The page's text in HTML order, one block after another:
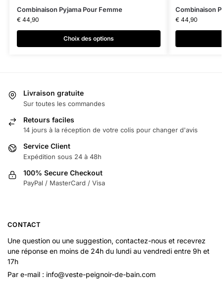
Combinaison Pyjama Pour Femme
€44,90
Choix des options
Combinaison
€44,90
Livraison gratuite
Sur toutes les commandes
Retours faciles
14 jours à la réception de votre colis pour changer d'avis
Service Client
Expédition sous 24 à 48h
100% Secure Checkout
PayPal / MasterCard / Visa
CONTACT
Une question ou une suggestion, contactez-nous et recevrez
une réponse en moins de 24h du lundi au vendredi entre 9h et
17h
Par e-mail : info@veste-peignoir-de-bain.com